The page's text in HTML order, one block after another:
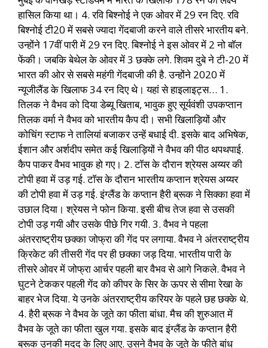
हासिल किया था। 4. रवि बिश्नोई ने एक ओवर में 29 रन दिए. रवि
बिश्नोई टी20 में सबसे ज्यादा गेंदबाजी करने वाले तीसरे भारतीय बने.
उन्होंने 17वीं पारी में 29 रन दिए. बिश्नोई ने इस ओवर में 2 नो बॉल
फेंकी। जबकि बेथेल के ओवर में 3 छक्के लगे. शिवम दुबे ने टी-20 में
भारत की ओर से सबसे महंगी गेंदबाजी की है. उन्होंने 2020 में
न्यूजीलैंड के खिलाफ 34 रन दिए थे। यहां से हाइलाइट्स… 1.
तिलक ने वैभव को दिया डेब्यू खिताब, भावुक हुए सूर्यवंशी उपकप्तान
तिलक वर्मा ने वैभव को भारतीय कैप दी। सभी खिलाड़ियों और
कोचिंग स्टाफ ने तालियां बजाकर उन्हें बधाई दी. इसके बाद अभिषेक,
ईशान और अर्शदीप समेत कई खिलाड़ियों ने वैभव की पीठ थपथपाई.
कैप पाकर वैभव भावुक हो गए। 2. टॉस के दौरान श्रेयस अय्यर की
टोपी हवा में उड़ गई. टॉस के दौरान भारतीय कप्तान श्रेयस अय्यर
की टोपी हवा में उड़ गई. इंग्लैंड के कप्तान हैरी ब्रूक ने सिक्का हवा में
उछाल दिया। श्रेयस ने फोन किया. इसी बीच तेज हवा से उसकी
टोपी उड़ गयी और उसके पीछे गिर गयी. 3. वैभव ने पहला
अंतरराष्ट्रीय छक्का जोफ्रा की गेंद पर लगाया. वैभव ने अंतरराष्ट्रीय
क्रिकेट की तीसरी गेंद पर ही छक्का जड़ दिया. भारतीय पारी के
तीसरे ओवर में जोफ्रा आर्चर पहली बार वैभव से आगे निकले. वैभव ने
घुटने टेककर पहली गेंद को कीपर के सिर के ऊपर से सीमा रेखा के
बाहर भेज दिया. ये उनके अंतरराष्ट्रीय करियर के पहले छह छक्के थे.
4. हैरी ब्रूक ने वैभव के जूते का फीता बांधा. मैच की शुरुआत में
वैभव के जूते का फीता खुल गया. इसके बाद इंग्लैंड के कप्तान हैरी
ब्रूक उनकी मदद के लिए आए. उसने वैभव के जूते के फीते बांध